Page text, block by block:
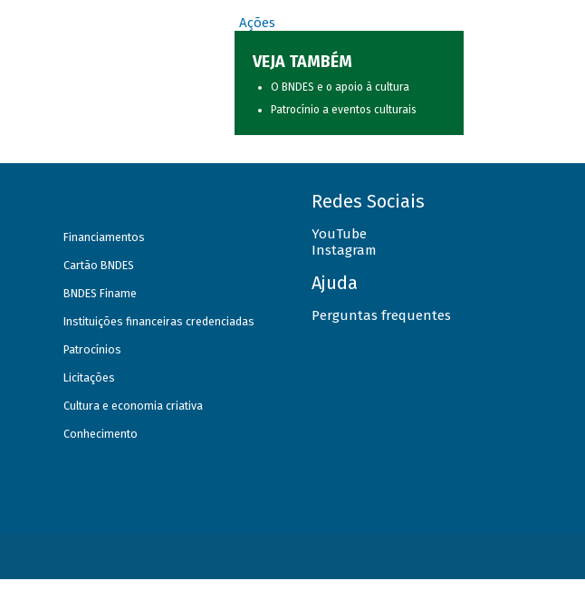
Ações
VEJA TAMBÉM
O BNDES e o apoio à cultura
Patrocínio a eventos culturais
Financiamentos
Cartão BNDES
BNDES Finame
Instituições financeiras credenciadas
Patrocínios
Licitações
Cultura e economia criativa
Conhecimento
Redes Sociais
YouTube
Instagram
Ajuda
Perguntas frequentes